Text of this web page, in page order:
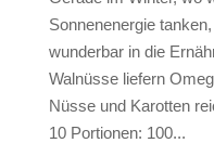
Sonnenenergie
wunderbar in die
Walnüsse liefern
Nüsse und Karotten
10 Portionen: 100...